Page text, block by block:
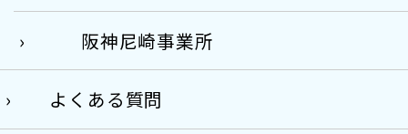
阪神尼崎事業所
よくある質問